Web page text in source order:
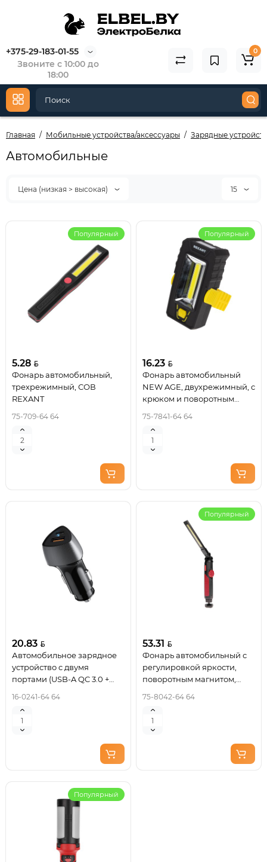
+375-29-183-01-55
Звоните с 10:00 до
18:00
0
Главная Мобильные устройства/аксессуары Зарядные
Автомобильные
Цена (низкая > высокая) 15
Популярный
5.28
Фонарь автомобильный,
трехрежимный, СОВ
REXANT
75-709-64 64
Популярный
16.23
Фонарь автомобильный
NEW AGE, двухрежимный, с
крюком и поворотным
75-7841-64 64
20.83
Автомобильное зарядное
устройство c двумя
портами (USB-A QC 3.0 +
16-0241-64 64
Популярный
53.31
Фонарь автомобильный с
регулировкой яркости,
поворотным магнитом,
кабель в комплекте
75-8042-64 64
Популярный